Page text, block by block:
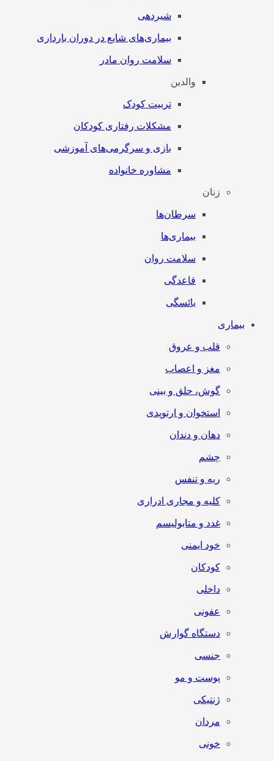
شیردهی
بیماری‌های شایع در دوران بارداری
سلامت روان مادر
والدین
تربیت کودک
مشکلات رفتاری کودکان
بازی و سرگرمی‌های آموزشی
مشاوره خانواده
زنان
سرطان‌‌ها
بیماری‌ها
سلامت روان
قاعدگی
یائسگی
بیماری
قلب و عروق
مغز و اعصاب
گوش، حلق و بینی
استخوان و ارتوپدی
دهان و دندان
چشم
ریه و تنفس
کلیه و مجاری ادراری
غدد و متابولیسم
خود ایمنی
کودکان
داخلی
عفونی
دستگاه گوارش
جنسی
پوست و مو
ژنتیکی
مردان
خونی